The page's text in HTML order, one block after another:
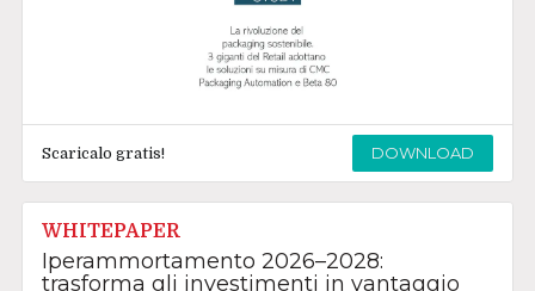
Scaricalo gratis! DOWNLOAD
WHITEPAPER
Iperammortamento 2026–2028:
trasforma gli investimenti in vantaggio